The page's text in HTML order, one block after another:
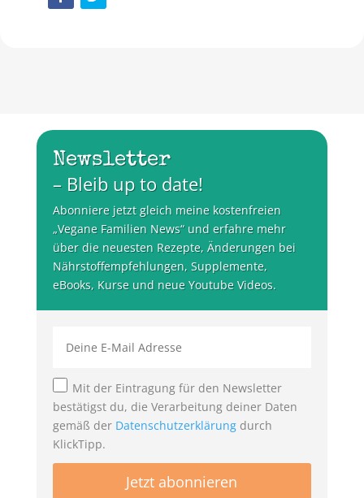
Newsletter
– Bleib up to date!
Abonniere jetzt gleich meine kostenfreien
„Vegane Familien News“ und erfahre mehr
über die neuesten Rezepte, Änderungen bei
Nährstoffempfehlungen, Supplemente,
eBooks, Kurse und neue Youtube Videos.
Mit der Eintragung für den Newsletter
bestätigst du, die Verarbeitung deiner Daten
gemäß der Datenschutzerklärungdurch
KlickTipp.